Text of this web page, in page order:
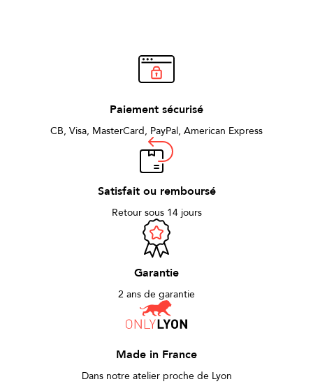
Paiement sécurisé
CB, Visa, MasterCard, PayPal, American Express
Satisfait ou remboursé
Retour sous 14 jours
Garantie
2 ans de garantie
Made in France
Dans notre atelier proche de Lyon